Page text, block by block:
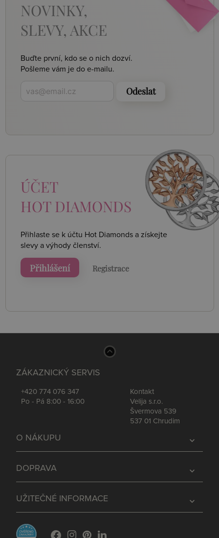
NOVINKY,
SLEVY, AKCE
Buďte první, kdo se o nich dozví.
Pošleme vám je do e-mailu.
Odeslat
ÚČET
HOT DIAMONDS
Přihlaste se k účtu Hot Diamonds a získejte
slevy a výhody členství.
Přihlášení Registrace
ZÁKAZNICKÝ SERVIS
+420 774 076 347
Po - Pá 8:00 - 16:00
Kontakt
Velija s.r.o.
Švermova 539
537 01 Chrudim
expand_more
O NÁKUPU
expand_more
DOPRAVA
expand_more
UŽITEČNÉ INFORMACE